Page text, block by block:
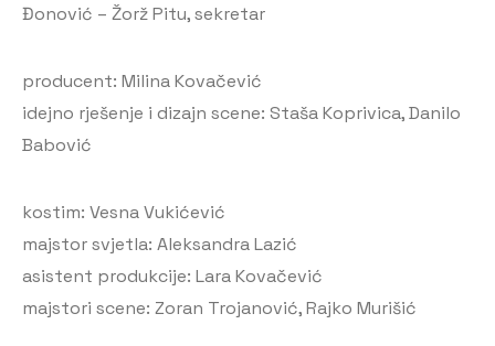
Đonović – Žorž Pitu, sekretar
producent: Milina Kovačević
idejno rješenje i dizajn scene: Staša Koprivica, Danilo
Babović
kostim: Vesna Vukićević
majstor svjetla: Aleksandra Lazić
asistent produkcije: Lara Kovačević
majstori scene: Zoran Trojanović, Rajko Murišić